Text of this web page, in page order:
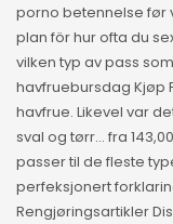
porno betennelse før
plan för hur ofta du
vilken typ av pass
havfruebursdag Kjøp
havfrue. Likevel var
sval og tørr… fra
passer til de fleste
perfeksjonert
Rengjøringsartikler